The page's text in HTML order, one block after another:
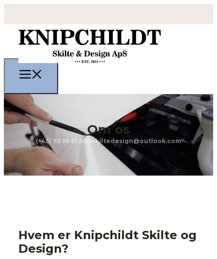
Om os
(+45) 93 95 61 80 kskiltedesign@outlook.com
Hvem er Knipchildt Skilte og
Design?